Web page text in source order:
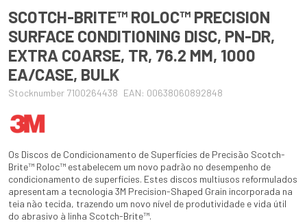
SCOTCH-BRITE™ ROLOC™ PRECISION
SURFACE CONDITIONING DISC, PN-DR,
EXTRA COARSE, TR, 76.2 MM, 1000
EA/CASE, BULK
Stocknumber 7100264438 EAN: 00638060892848
Os Discos de Condicionamento de Superfícies de Precisão Scotch-
Brite™ Roloc™ estabelecem um novo padrão no desempenho de
condicionamento de superfícies. Estes discos multiusos reformulados
apresentam a tecnologia 3M Precision-Shaped Grain incorporada na
teia não tecida, trazendo um novo nível de produtividade e vida útil
do abrasivo à linha Scotch-Brite™.